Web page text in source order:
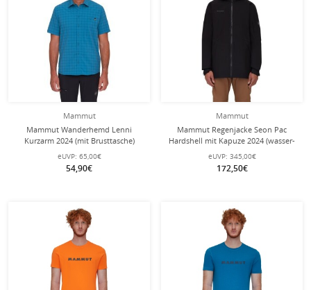
Mammut
Mammut Wanderhemd Lenni
Kurzarm 2024 (mit Brusttasche)
deepblau/marineblau Herren
eUVP: 65,00€
54,90€
Mammut
Mammut Regenjacke Seon Pac
Hardshell mit Kapuze 2024 (wasser-
und winddicht) schwarz Herren
eUVP: 345,00€
172,50€